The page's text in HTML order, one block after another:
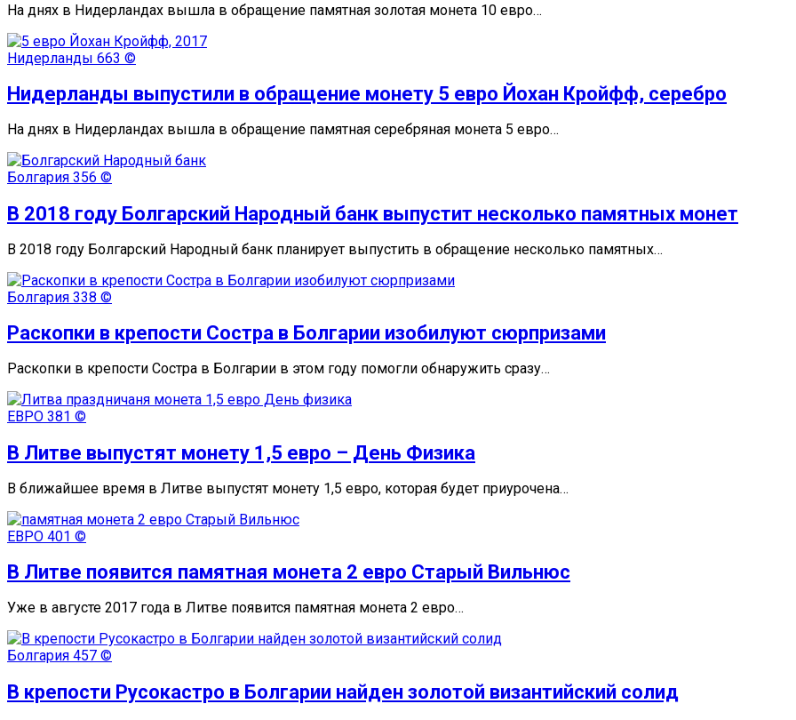
На днях в Нидерландах вышла в обращение памятная золотая монета 10 евро…
Нидерланды 663 ©
Нидерланды выпустили в обращение монету 5 евро Йохан Кройфф, серебро
На днях в Нидерландах вышла в обращение памятная серебряная монета 5 евро…
Болгария 356 ©
В 2018 году Болгарский Народный банк выпустит несколько памятных монет
В 2018 году Болгарский Народный банк планирует выпустить в обращение несколько памятных…
Болгария 338 ©
Раскопки в крепости Состра в Болгарии изобилуют сюрпризами
Раскопки в крепости Состра в Болгарии в этом году помогли обнаружить сразу…
ЕВРО 381 ©
В Литве выпустят монету 1,5 евро – День Физика
В ближайшее время в Литве выпустят монету 1,5 евро, которая будет приурочена…
ЕВРО 401 ©
В Литве появится памятная монета 2 евро Старый Вильнюс
Уже в августе 2017 года в Литве появится памятная монета 2 евро…
Болгария 457 ©
В крепости Русокастро в Болгарии найден золотой византийский солид